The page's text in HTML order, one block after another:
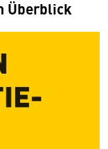
Überblick